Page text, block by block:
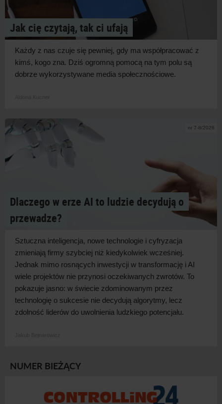
Jak cię czytają, tak ci ufają
Każdy z nas czuje się pewniej, gdy ma współpracować z
kimś, kogo zna. Dziś ogromną pomocą na tym polu są
dobrze wykorzystywane media społecznościowe.
nr 7-8/2026
Dlaczego w erze AI to ludzie decydują o
przewadze?
Sztuczna inteligencja, nowe technologie i cyfryzacja
zmieniają firmy szybciej niż kiedykolwiek wcześniej.
Jednak mimo rosnących inwestycji w transformację i AI
wiele projektów nie przynosi oczekiwanych zwrotów. To
pokazuje jasno: w świecie zdominowanym przez
technologię o sukcesie nie decydują algorytmy, lecz
zdolność liderów do uwolnienia ludzkiego potencjału.
NUMER BIEŻĄCY